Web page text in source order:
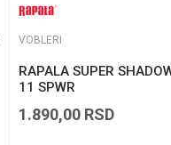
VOBLERI
RAPALA SUPER
11 SPWR
1.890,00 RSD